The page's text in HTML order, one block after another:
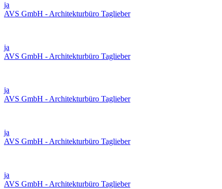
ja
AVS GmbH - Architekturbüro Taglieber
ja
AVS GmbH - Architekturbüro Taglieber
ja
AVS GmbH - Architekturbüro Taglieber
ja
AVS GmbH - Architekturbüro Taglieber
ja
AVS GmbH - Architekturbüro Taglieber